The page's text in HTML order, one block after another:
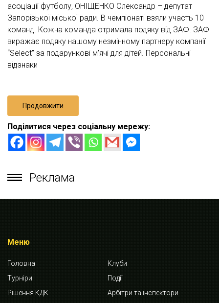
асоціації футболу, ОНІЩЕНКО Олександр – депутат
Запорізької міської ради. В чемпіонаті взяли участь 10
команд. Кожна команда отримала подяку від ЗАФ. ЗАФ
виражає подяку нашому незмінному партнеру компанії
“Select” за подарункові м’ячі для дітей. Персональні
відзнаки
Продовжити
Поділитися через соціальну мережу:
Реклама
Меню
Головна
Клуби
Турніри
Події
Рішення КДК
Арбітри та інспектори